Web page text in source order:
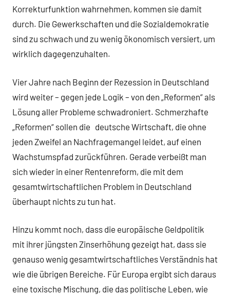
Korrekturfunktion wahrnehmen, kommen sie damit
durch. Die Gewerkschaften und die Sozialdemokratie
sind zu schwach und zu wenig ökonomisch versiert, um
wirklich dagegenzuhalten.
Vier Jahre nach Beginn der Rezession in Deutschland
wird weiter – gegen jede Logik – von den „Reformen“ als
Lösung aller Probleme schwadroniert. Schmerzhafte
„Reformen“ sollen die deutsche Wirtschaft, die ohne
jeden Zweifel an Nachfragemangel leidet, auf einen
Wachstumspfad zurückführen. Gerade verbeißt man
sich wieder in einer Rentenreform, die mit dem
gesamtwirtschaftlichen Problem in Deutschland
überhaupt nichts zu tun hat.
Hinzu kommt noch, dass die europäische Geldpolitik
mit ihrer jüngsten Zinserhöhung gezeigt hat, dass sie
genauso wenig gesamtwirtschaftliches Verständnis hat
wie die übrigen Bereiche. Für Europa ergibt sich daraus
eine toxische Mischung, die das politische Leben, wie